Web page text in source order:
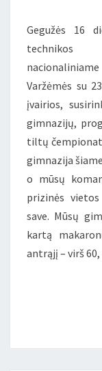
Gegužės 16
technikos
Varžėmės su
įvairios,
gimnazijų,
tiltų
gimnazija
o mūsų
prizinės
save. Mūsų
kartą
antrąjį – virš